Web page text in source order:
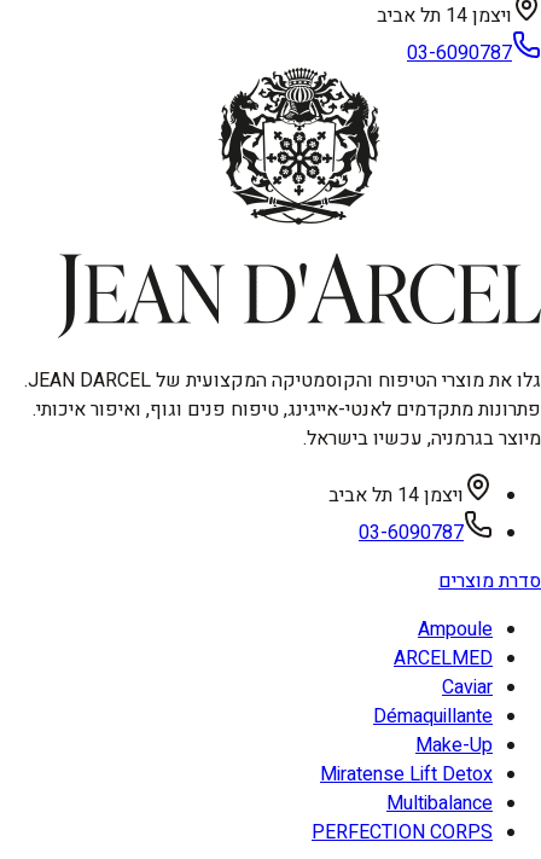
ויצמן 14 תל אביב
03-6090787
גלו את מוצרי הטיפוח והקוסמטיקה המקצועית של JEAN DARCEL.
פתרונות מתקדמים לאנטי-אייגינג, טיפוח פנים וגוף, ואיפור איכותי.
מיוצר בגרמניה, עכשיו בישראל.
ויצמן 14 תל אביב
03-6090787
סדרת מוצרים
Ampoule
ARCELMED
Caviar
Démaquillante
Make-Up
Miratense Lift Detox
Multibalance
PERFECTION CORPS